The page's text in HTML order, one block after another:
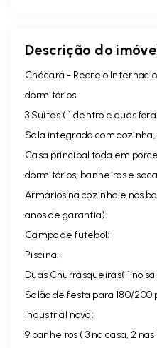
Descrição do
Chácara - Recreio
dormitórios
3 Suítes ( 1 dentro e duas
Sala integrada com
Casa principal toda em
dormitórios, banheiros e
Armários na cozinha e nos
anos de garantia);
Campo de futebol;
Piscina;
Duas Churrasqueiras( 1 no
Salão de festa para 180/200
industrial nova;
9 banheiros ( 3 na casa, 2